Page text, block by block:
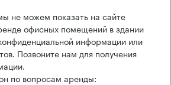
не можем показать на сайте
офисных помещений в здании
информации или
Позвоните нам для получения
по вопросам аренды: